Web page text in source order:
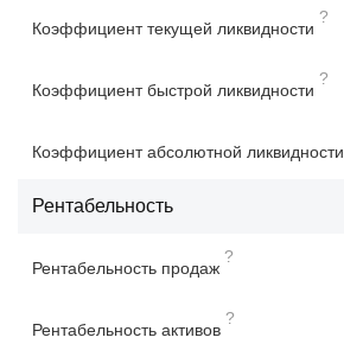
Коэффициент текущей ликвидности
?
Коэффициент быстрой ликвидности
?
Коэффициент абсолютной ликвидности
Рентабельность
Рентабельность продаж
?
Рентабельность активов
?